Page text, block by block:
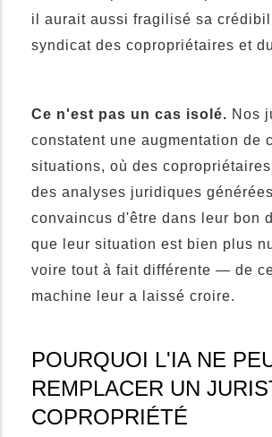
il aurait aussi fragilisé sa
syndicat des copropriétaires et
Ce n'est pas un cas isolé. Nos
constatent une augmentation de
situations, où des
des analyses juridiques
convaincus d'être dans leur bon
que leur situation est bien plus
voire tout à fait différente — de
machine leur a laissé croire.
POURQUOI L'IA NE
REMPLACER UN
COPROPRIÉTÉ